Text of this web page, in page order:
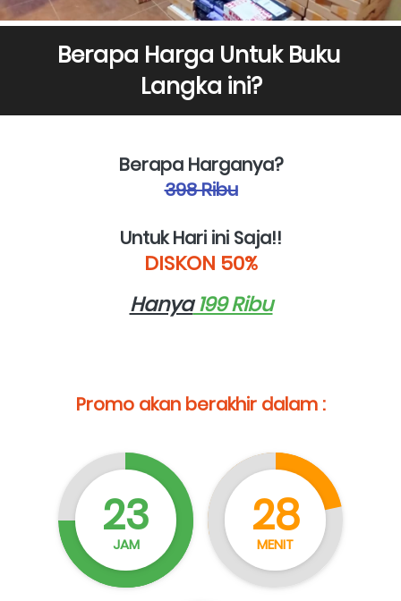
Berapa Harga Untuk Buku
Langka ini?
Berapa Harganya?
398 Ribu
Untuk Hari ini Saja!!
DISKON 50%
Hanya 199 Ribu
Promo akan berakhir dalam :
23
JAM
28
MENIT